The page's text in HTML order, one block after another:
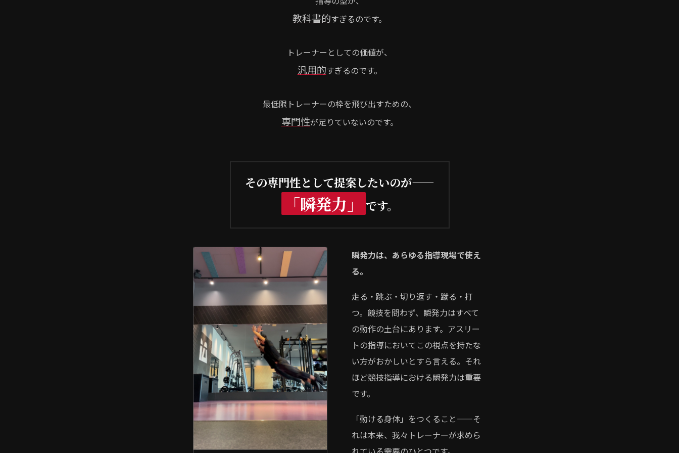
教科書的すぎるのです。
トレーナーとしての価値が、
汎用的すぎるのです。
最低限トレーナーの枠を飛び出すための、
専門性が足りていないのです。
その専門性として提案したいのが——
「瞬発力」 です。
瞬発力は、あらゆる指導現場で使え
る。
走る・跳ぶ・切り返す・蹴る・打
つ。競技を問わず、瞬発力はすべて
の動作の土台にあります。アスリー
トの指導においてこの視点を持たな
い方がおかしいとすら言える。それ
ほど競技指導における瞬発力は重要
です。
「動ける身体」をつくること——そ
れは本来、我々トレーナーが求めら